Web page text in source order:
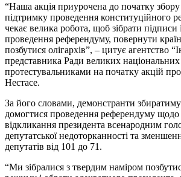
“Наша акція приурочена до початку збору
підтримку проведення конституційного
чекає велика робота, щоб зібрати підписи
проведення референдуму, повернути
позбутися олігархів”, – цитує агентство
представника Ради великих національних
протестувальниками на початку акцій
Нестасе.
За його словами, демонстранти
домогтися проведення референдуму щодо
відкликання президента всенародним
депутатської недоторканності та
депутатів від 101 до 71.
“Ми зібралися з твердим наміром